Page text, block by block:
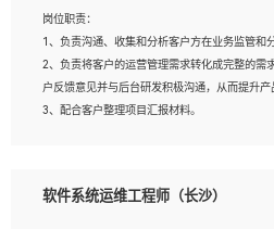
深度学习系统环境；
4、熟悉OPENCV、HALCON等常用图像处理
5、熟悉主流的分类算法、聚类算法和关联分析
的进行业务建模；
6、对OCR领域有深入的研究，熟悉模型调参，
岗位职责：
1、负责沟通、收集和分析客户方在业务监管和
2、负责将客户的运营管理需求转化成完整的需
户反馈意见并与后台研发积极沟通，从而提升产
3、配合客户整理项目汇报材料。
1、3年以上运营或解决方案的工作经验。
软件系统运维工程师（长沙）